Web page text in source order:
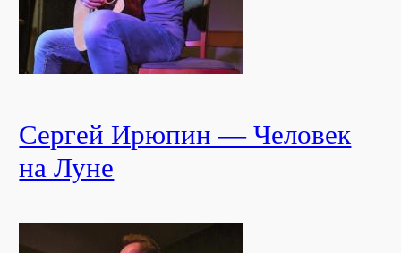
Сергей Ирюпин — Человек
на Луне